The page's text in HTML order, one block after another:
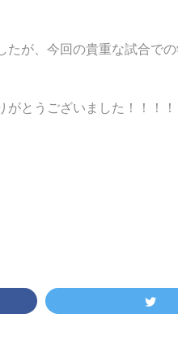
たが、今回の貴重な試合で
とうございました！！！！